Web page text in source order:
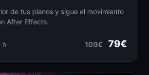
de tus planos y sigue el movimiento
After Effects.
h 109€ 79€